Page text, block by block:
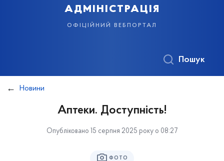
адміністрація
офіційний вебпортал
Пошук
Новини
Аптеки. Доступність!
Опубліковано 15 серпня 2025 року о 08:27
ФОТО